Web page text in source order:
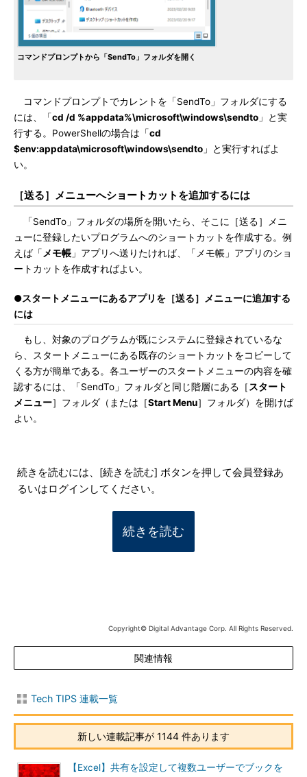
コマンドプロンプトから「SendTo」フォルダを開く
コマンドプロンプトでカレントを「SendTo」フォルダにする
には、「cd /d %appdata%\microsoft\windows\sendto 」と実
行する。PowerShellの場合は「cd
$env:appdata\microsoft\windows\sendto 」と実行すればよ
い。
［送る］メニューへショートカットを追加するには
「SendTo」フォルダの場所を開いたら、そこに［送る］メニ
ューに登録したいプログラムへのショートカットを作成する。例
えば「 メモ帳 」アプリへ送りたければ、「メモ帳」アプリのショ
ートカットを作成すればよい。
●スタートメニューにあるアプリを［送る］メニューに追加する
には
もし、対象のプログラムが既にシステムに登録されているな
ら、スタートメニューにある既存のショートカットをコピーして
くる方が簡単である。各ユーザーのスタートメニューの内容を確
認するには、「SendTo」フォルダと同じ階層にある［ スタート
メニュー］フォルダ（または［Start Menu］フォルダ）を開けば
よい。
続きを読むには、[続きを読む] ボタンを押して会員登録あ
るいはログインしてください。
続きを読む
Copyright© Digital Advantage Corp. All Rights Reserved.
関連情報
Tech TIPS 連載一覧
新しい連載記事が 1144 件あります
【Excel】共有を設定して複数ユーザーでブックを